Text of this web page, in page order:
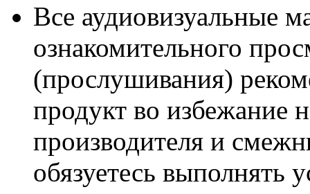
Все аудиовизуальные
ознакомительного
(прослушивания)
продукт во избежание
производителя и
обязуетесь выполнять